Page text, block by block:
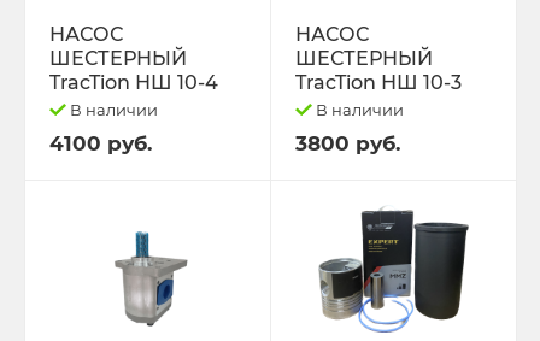
НАСОС
ШЕСТЕРНЫЙ
TracTion НШ 10-4
В наличии
4100 руб.
НАСОС
ШЕСТЕРНЫЙ
TracTion НШ 10-3
В наличии
3800 руб.
Свободный код
СЕЛЬХОЗ-МАШИНЫ
ТО-49 , ТО-30. ТО-28